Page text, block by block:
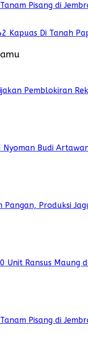
Pisang di
Kapuas Di Tanah
Pemblokiran
Nyoman Budi
Pangan, Produksi
Unit Ransus
Pisang di